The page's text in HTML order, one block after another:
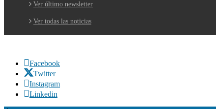
Ver último newsletter
Ver todas las noticias
Facebook
Twitter
Instagram
Linkedin